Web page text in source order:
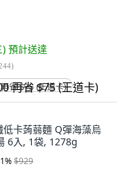
) 預計送達
)
省 $75 (王道卡)
卡蒟蒻麵 Q彈海藻烏
6入, 1袋, 1278g
%$929